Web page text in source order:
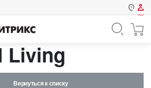
Авторизация
Нет аккаунта?
Логин
Living
Вернуться к списку